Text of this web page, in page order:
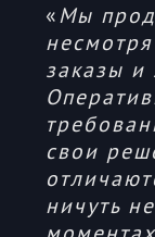
«Мы
заказы и
свои
ничуть